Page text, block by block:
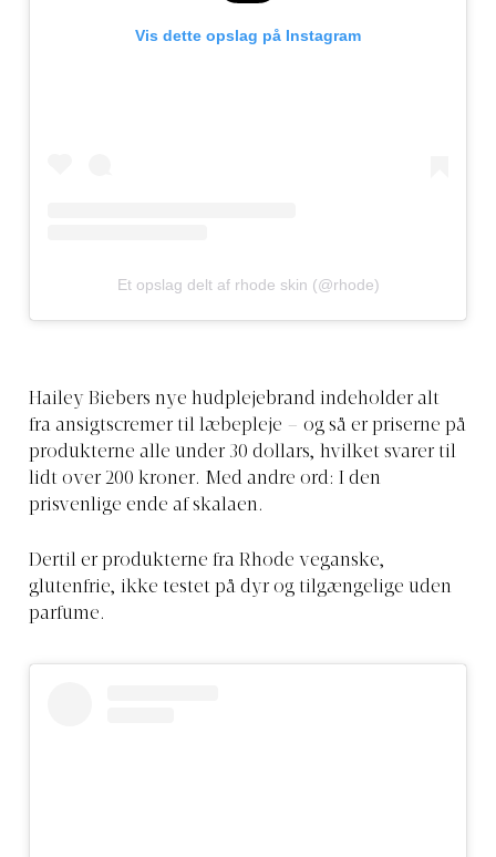
Vis dette opslag på Instagram
Et opslag delt af rhode skin (@rhode)
Hailey Biebers nye hudplejebrand indeholder alt
fra ansigtscremer til læbepleje – og så er priserne på
produkterne alle under 30 dollars, hvilket svarer til
lidt over 200 kroner. Med andre ord: I den
prisvenlige ende af skalaen.
Dertil er produkterne fra Rhode veganske,
glutenfrie, ikke testet på dyr og tilgængelige uden
parfume.